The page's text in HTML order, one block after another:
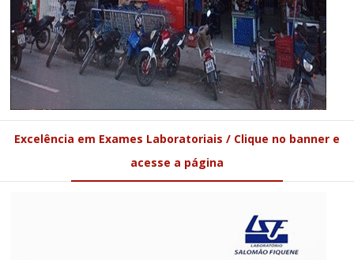
Excelência em Exames Laboratoriais / Clique no banner e
acesse a página